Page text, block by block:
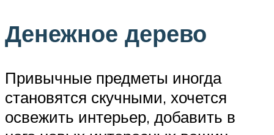
Денежное дерево
Привычные предметы иногда
становятся скучными, хочется
освежить интерьер, добавить в